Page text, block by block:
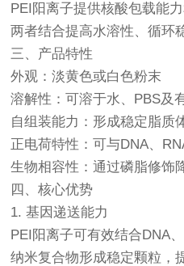
PEI阳离子提供核酸包载能
两者结合提高水溶性、循环
三、产品特性
外观：淡黄色或白色粉末
溶解性：可溶于水、PBS及
自组装能力：形成稳定脂质
正电荷特性：可与DNA、
生物相容性：通过磷脂修饰
四、核心优势
1. 基因递送能力
PEI阳离子可有效结合DNA
纳米复合物形成稳定颗粒，